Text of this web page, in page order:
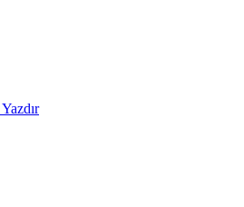
Yazdır